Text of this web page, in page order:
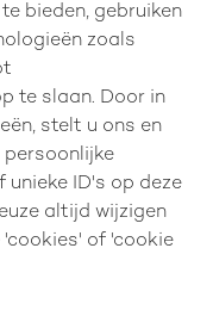
bieden, gebruiken
zoals
te slaan. Door in
stelt u ons en
persoonlijke
ID's op deze
altijd wijzigen
of 'cookie